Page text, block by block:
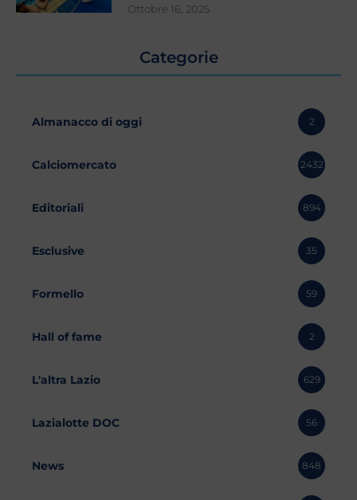
Ottobre 16, 2025
Categorie
Almanacco di oggi 2
Calciomercato 2432
Editoriali 894
Esclusive 35
Formello 59
Hall of fame 2
L'altra Lazio 629
Lazialotte DOC 56
News 848